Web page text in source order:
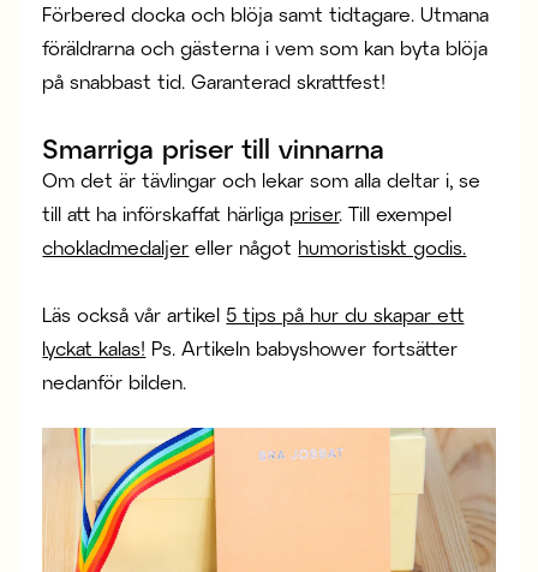
Förbered docka och blöja samt tidtagare. Utmana
föräldrarna och gästerna i vem som kan byta blöja
på snabbast tid. Garanterad skrattfest!
Smarriga priser till vinnarna
Om det är tävlingar och lekar som alla deltar i, se
till att ha införskaffat härliga priser. Till exempel
chokladmedaljer eller något humoristiskt godis.
Läs också vår artikel 5 tips på hur du skapar ett
lyckat kalas! Ps. Artikeln babyshower fortsätter
nedanför bilden.